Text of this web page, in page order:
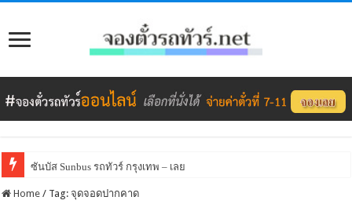
ซันบัส Sunbus รถทัวร์ กรุงเทพ – เลย
Home / Tag:จุดจอดปากคาด